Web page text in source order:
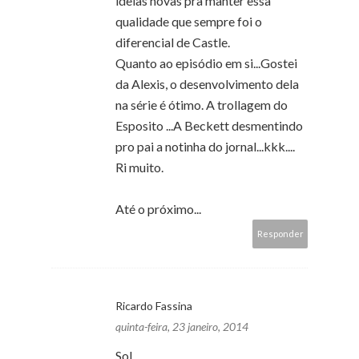
qualidade que sempre foi o
diferencial de Castle.
Quanto ao episódio em si...Gostei
da Alexis, o desenvolvimento dela
na série é ótimo. A trollagem do
Esposito ...A Beckett desmentindo
pro pai a notinha do jornal...kkk....
Ri muito.
Até o próximo...
Responder
Ricardo Fassina
quinta-feira, 23 janeiro, 2014
Sol,